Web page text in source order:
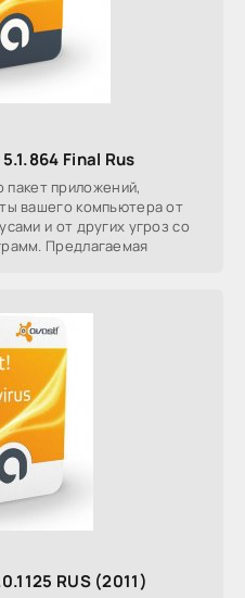
Final Rus
приложений,
вашего компьютера от
и от других угроз со
Предлагаемая
RUS (2011)